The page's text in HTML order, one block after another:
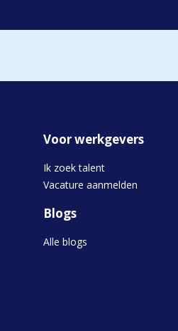
Voor werkgevers
Ik zoek talent
Vacature aanmelden
Blogs
Alle blogs